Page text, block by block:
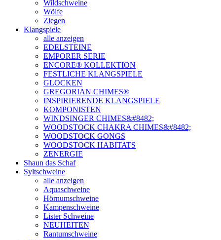
Wildschweine
Wölfe
Ziegen
Klangspiele
alle anzeigen
EDELSTEINE
EMPORER SERIE
ENCORE® KOLLEKTION
FESTLICHE KLANGSPIELE
GLOCKEN
GREGORIAN CHIMES®
INSPIRIERENDE KLANGSPIELE
KOMPONISTEN
WINDSINGER CHIMES&#8482;
WOODSTOCK CHAKRA CHIMES&#8482;
WOODSTOCK GONGS
WOODSTOCK HABITATS
ZENERGIE
Shaun das Schaf
Syltschweine
alle anzeigen
Aquaschweine
Hörnumschweine
Kampenschweine
Lister Schweine
NEUHEITEN
Rantumschweine